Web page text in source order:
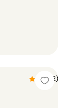
4.5 (2)